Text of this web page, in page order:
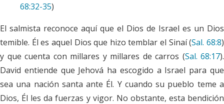
68:32-35)
El salmista reconoce aquí que el Dios de Israel es un Dios
temible. Él es aquel Dios que hizo temblar el Sinaí (Sal. 68:8)
y que cuenta con millares y millares de carros (Sal. 68:17).
David entiende que Jehová ha escogido a Israel para que
sea una nación santa ante Él. Y cuando su pueblo teme a
Dios, Él les da fuerzas y vigor. No obstante, esta bendición